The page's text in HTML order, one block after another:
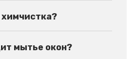
мытье окон?